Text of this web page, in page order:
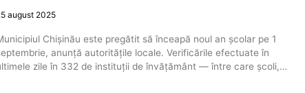
august 2025
Chișinău este pregătit să înceapă noul an școlar pe 1
anunță autoritățile locale. Verificările efectuate în
zile în 332 de instituții de învățământ — între care școli,…